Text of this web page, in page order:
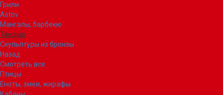
Грили
Astov
Мангалы, барбекю
Тандыр
Скульптуры из бронзы
Назад
Смотреть все
Птицы
Еноты, змеи, жирафы